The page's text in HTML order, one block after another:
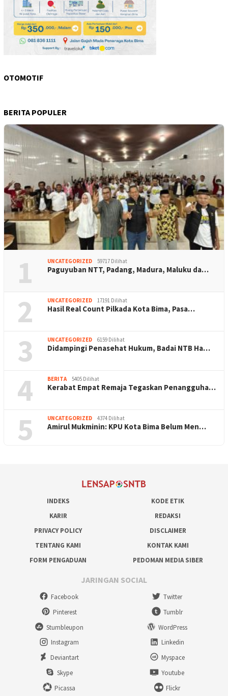
OTOMOTIF
BERITA POPULER
1 UNCATEGORIZED 59717 Dilihat
Paguyuban NTT, Padang, Madura, Maluku da…
2 UNCATEGORIZED 17191 Dilihat
Hasil Real Count Pilkada Kota Bima, Pasa…
3 UNCATEGORIZED 6159 Dilihat
Didampingi Penasehat Hukum, Badai NTB Ha…
4 BERITA 5405 Dilihat
Kerabat Empat Remaja Tegaskan Penangguha…
5 UNCATEGORIZED 4374 Dilihat
Amirul Mukminin: KPU Kota Bima Belum Men…
INDEKS
KODE ETIK
KARIR
REDAKSI
PRIVACY POLICY
DISCLAIMER
TENTANG KAMI
KONTAK KAMI
FORM PENGADUAN
PEDOMAN MEDIA SIBER
JARINGAN SOCIAL
Facebook
Twitter
Pinterest
Tumblr
Stumbleupon
WordPress
Instagram
Linkedin
Deviantart
Myspace
Skype
Youtube
Picassa
Flickr